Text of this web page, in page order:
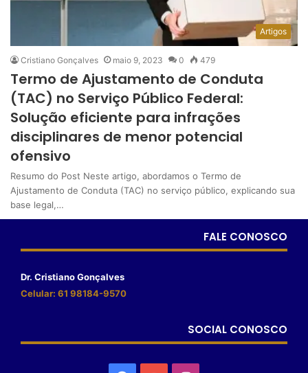
Artigos
Cristiano Gonçalves maio 9, 2023 0 479
Termo de Ajustamento de Conduta
(TAC) no Serviço Público Federal:
Solução eficiente para infrações
disciplinares de menor potencial
ofensivo
Resumo do Post Neste artigo, abordamos o Termo de
Ajustamento de Conduta (TAC) no serviço público, explicando sua
base legal,…
FALE CONOSCO
Dr. Cristiano Gonçalves
Celular: 61 98184-9570
SOCIAL CONOSCO